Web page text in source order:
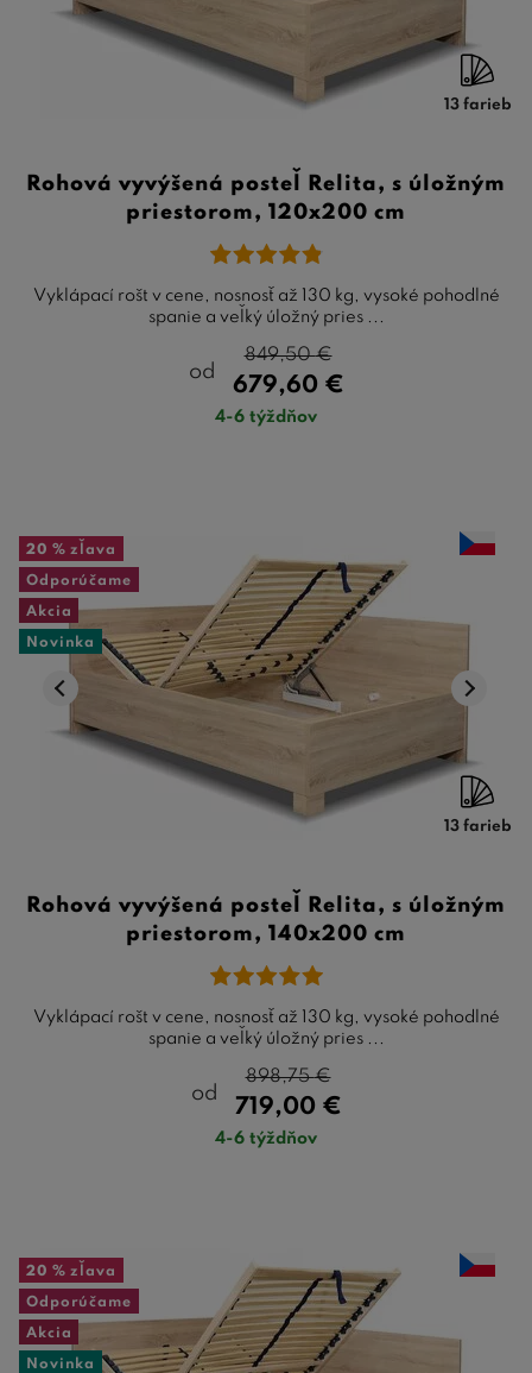
13 farieb
Rohová vyvýšená posteľ Relita, s úložným
priestorom, 120x200 cm
Vyklápací rošt v cene, nosnosť až 130 kg, vysoké pohodlné
spanie a veľký úložný pries ...
od
679,60 €
849,50€
4-6 týždňov
20 % zľava
Odporúčame
Akcia
Novinka
13 farieb
Rohová vyvýšená posteľ Relita, s úložným
priestorom, 140x200 cm
Vyklápací rošt v cene, nosnosť až 130 kg, vysoké pohodlné
spanie a veľký úložný pries ...
od
719,00 €
898,75€
4-6 týždňov
20 % zľava
Odporúčame
Akcia
Novinka